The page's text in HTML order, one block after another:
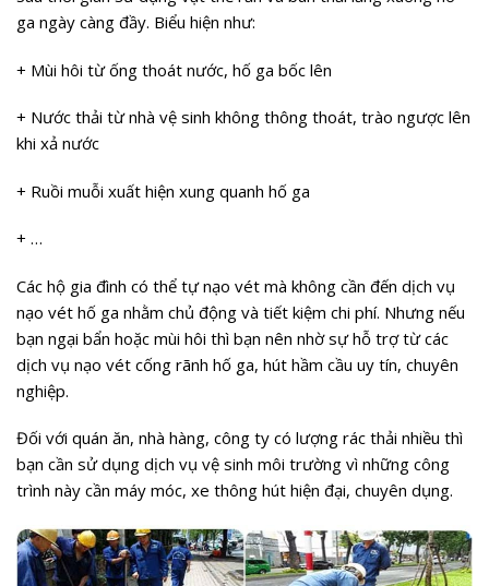
ga ngày càng đầy. Biểu hiện như:
+ Mùi hôi từ ống thoát nước, hố ga bốc lên
+ Nước thải từ nhà vệ sinh không thông thoát, trào ngược lên
khi xả nước
+ Ruồi muỗi xuất hiện xung quanh hố ga
+ …
Các hộ gia đình có thể tự nạo vét mà không cần đến dịch vụ
nạo vét hố ga nhằm chủ động và tiết kiệm chi phí. Nhưng nếu
bạn ngại bẩn hoặc mùi hôi thì bạn nên nhờ sự hỗ trợ từ các
dịch vụ nạo vét cống rãnh hố ga, hút hầm cầu uy tín, chuyên
nghiệp.
Đối với quán ăn, nhà hàng, công ty có lượng rác thải nhiều thì
bạn cần sử dụng dịch vụ vệ sinh môi trường vì những công
trình này cần máy móc, xe thông hút hiện đại, chuyên dụng.